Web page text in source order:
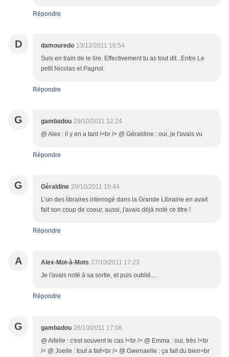
Répondre
D damouredo 13/12/2011 16:54
Suis en train de le lire. Effectivement tu as tout dit...Entre Le
petit Nicolas et Pagnol.
Répondre
G gambadou 29/10/2011 12:24
@ Alex : il y en a tant !<br /> @ Géraldine : oui, je l'avais vu
Répondre
G Géraldine 29/10/2011 10:44
L'un des libraires interrogé dans la Grande Librairie en avait
fait son coup de coeur, aussi, j'avais déjà noté ce titre !
Répondre
A Alex-Mot-à-Mots 27/10/2011 17:23
Je l'avais noté à sa sortie, et puis oublié....
Répondre
G gambadou 26/10/2011 17:06
@ Aifelle : c'est souvent le cas !<br /> @ Emma : oui, très !<br
/> @ Joelle : tout a fait<br /> @ Gwenaelle : ça fait du bien<br